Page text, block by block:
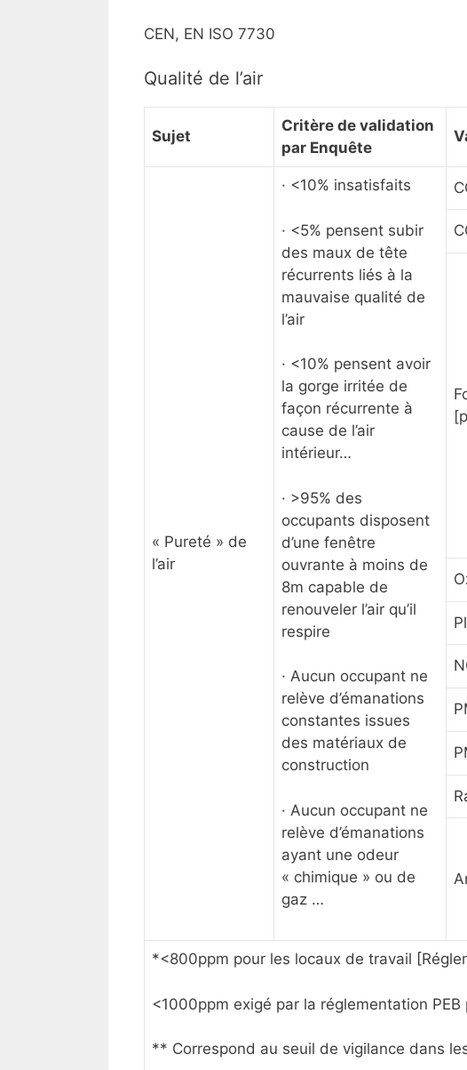
CEN, EN ISO 7730
Qualité de l’air
Sujet
Critère de validation
par Enquête
« Pureté » de
l’air
· <10% insatisfaits
· <5% pensent subir
des maux de tête
récurrents liés à la
mauvaise qualité de
l’air
· <10% pensent avoir
la gorge irritée de
façon récurrente à
cause de l’air
intérieur…
· >95% des
occupants disposent
d’une fenêtre
ouvrante à moins de
8m capable de
renouveler l’air qu’il
respire
· Aucun occupant ne
relève d’émanations
constantes issues
des matériaux de
construction
· Aucun occupant ne
relève d’émanations
ayant une odeur
« chimique » ou de
gaz …
*<800ppm pour les locaux de travail
<1000ppm exigé par la réglementation
** Correspond au seuil de vigilance dans